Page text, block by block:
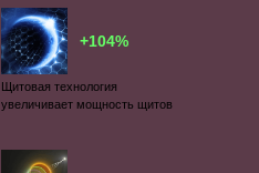
+104%
Щитовая технология
увеличивает мощность щитов